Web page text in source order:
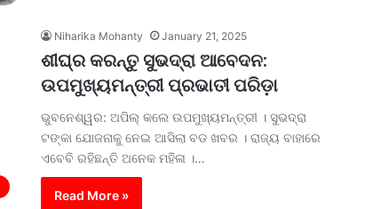
Niharika Mohanty January 21, 2025
ଶୀଘ୍ର କରନ୍ତୁ ସୁଭଦ୍ରା ଆବେଦନ:
ଉପମୁଖ୍ୟମନ୍ତ୍ରୀ ପ୍ରଭାତୀ ପରିଡ଼ା
ଭୁବନେଶ୍ୱର: ଅପିଲ୍ କଲେ ଉପମୁଖ୍ୟମନ୍ତ୍ରୀ । ସୁଭଦ୍ରା
ଟଙ୍କା ଯୋଜନାକୁ ନେଇ ଆସିଲା ବଡ ଖବର । ରାଜ୍ୟ ବାହାରେ
ଏବେବି ରହିଛନ୍ତି ଅନେକ ମହିଳା ।…
Read More »